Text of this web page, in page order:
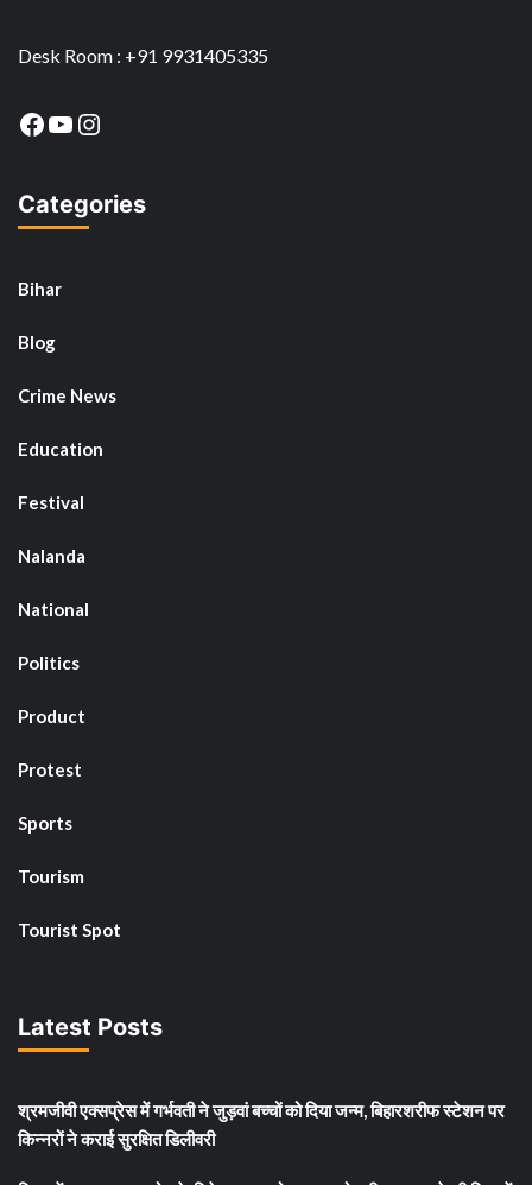
Desk Room : +91 9931405335
Facebook
YouTube
Instagram
Categories
Bihar
Blog
Crime News
Education
Festival
Nalanda
National
Politics
Product
Protest
Sports
Tourism
Tourist Spot
Latest Posts
श्रमजीवी एक्सप्रेस में गर्भवती ने जुड़वां बच्चों को दिया जन्म, बिहारशरीफ स्टेशन पर
किन्नरों ने कराई सुरक्षित डिलीवरी